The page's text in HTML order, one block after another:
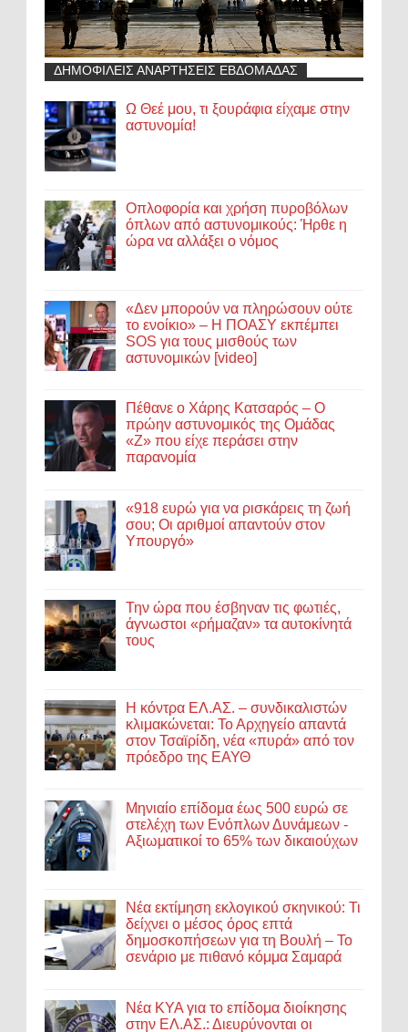
ΔΗΜΟΦΙΛΕΙΣ ΑΝΑΡΤΗΣΕΙΣ ΕΒΔΟΜΑΔΑΣ
Ω Θεέ μου, τι ξουράφια είχαμε στην
αστυνομία!
Οπλοφορία και χρήση πυροβόλων
όπλων από αστυνομικούς: Ήρθε η
ώρα να αλλάξει ο νόμος
«Δεν μπορούν να πληρώσουν ούτε
το ενοίκιο» – Η ΠΟΑΣΥ εκπέμπει
SOS για τους μισθούς των
αστυνομικών [video]
Πέθανε ο Χάρης Κατσαρός – Ο
πρώην αστυνομικός της Ομάδας
«Ζ» που είχε περάσει στην
παρανομία
«918 ευρώ για να ρισκάρεις τη ζωή
σου; Οι αριθμοί απαντούν στον
Υπουργό»
Την ώρα που έσβηναν τις φωτιές,
άγνωστοι «ρήμαζαν» τα αυτοκίνητά
τους
Η κόντρα ΕΛ.ΑΣ. – συνδικαλιστών
κλιμακώνεται: Το Αρχηγείο απαντά
στον Τσαϊρίδη, νέα «πυρά» από τον
πρόεδρο της ΕΑΥΘ
Μηνιαίο επίδομα έως 500 ευρώ σε
στελέχη των Ενόπλων Δυνάμεων -
Αξιωματικοί το 65% των δικαιούχων
Νέα εκτίμηση εκλογικού σκηνικού: Τι
δείχνει ο μέσος όρος επτά
δημοσκοπήσεων για τη Βουλή – Το
σενάριο με πιθανό κόμμα Σαμαρά
Νέα ΚΥΑ για το επίδομα διοίκησης
στην ΕΛ.ΑΣ.: Διευρύνονται οι